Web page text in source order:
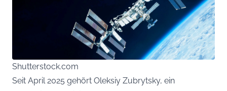
Shutterstock.com
Seit April 2025 gehört Oleksiy Zubrytsky, ein